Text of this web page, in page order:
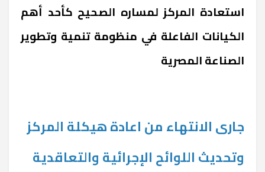
استعادة المركز لمساره الصحيح كأحد أهم
الكيانات الفاعلة في منظومة تنمية وتطوير
الصناعة المصرية
جارى الانتهاء من اعادة هيكلة المركز
وتحديث اللوائح الإجرائية والتعاقدية